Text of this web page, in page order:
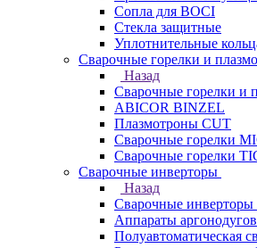
Сопла для BOCI
Стекла защитные
Уплотнительные
Сварочные горелки и
Назад
Сварочные горелки и
ABICOR BINZEL
Плазмотроны CUT
Сварочные горелки
Сварочные горелки
Сварочные инверторы
Назад
Сварочные инверторы
Аппараты
Полуавтоматическая